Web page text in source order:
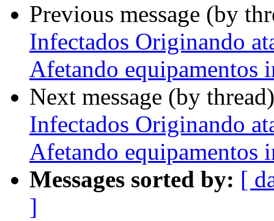
Previous message (by
Infectados Originando
Afetando equipamentos
Next message (by
Infectados Originando
Afetando equipamentos
Messages sorted by: [
]